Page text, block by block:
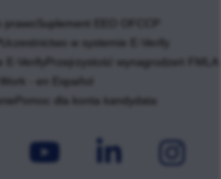
prawo
Suplement EEO OFCCP
Uczestnictwo w systemie E-Verify
Verify
Przejrzystość wynagrodzeń FMLA
- en Español
Pomoc dla konta kandydata